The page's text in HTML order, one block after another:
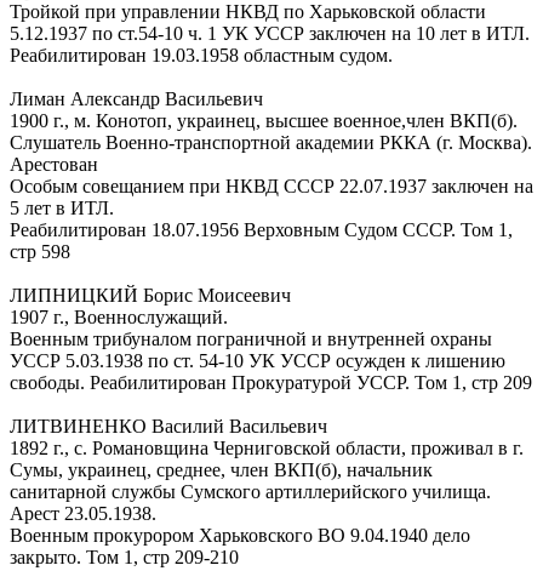
Тройкой при управлении НКВД по Харьковской области
5.12.1937 по ст.54-10 ч. 1 УК УССР заключен на 10 лет в ИТЛ.
Реабилитирован 19.03.1958 областным судом.
Лиман Александр Васильевич
1900 г., м. Конотоп, украинец, высшее военное,член ВКП(б).
Слушатель Военно-транспортной академии РККА (г. Москва).
Арестован
Особым совещанием при НКВД СССР 22.07.1937 заключен на
5 лет в ИТЛ.
Реабилитирован 18.07.1956 Верховным Судом СССР. Том 1,
стр 598
ЛИПНИЦКИЙ Борис Моисеевич
1907 г., Военнослужащий.
Военным трибуналом пограничной и внутренней охраны
УССР 5.03.1938 по ст. 54-10 УК УССР осужден к лишению
свободы. Реабилитирован Прокуратурой УССР. Том 1, стр 209
ЛИТВИНЕНКО Василий Васильевич
1892 г., с. Романовщина Черниговской области, проживал в г.
Сумы, украинец, среднее, член ВКП(б), начальник
санитарной службы Сумского артиллерийского училища.
Арест 23.05.1938.
Военным прокурором Харьковского ВО 9.04.1940 дело
закрыто. Том 1, стр 209-210